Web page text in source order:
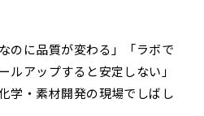
のに品質が変わる」「ラボで
ルアップすると安定しない」
学・素材開発の現場でしばし